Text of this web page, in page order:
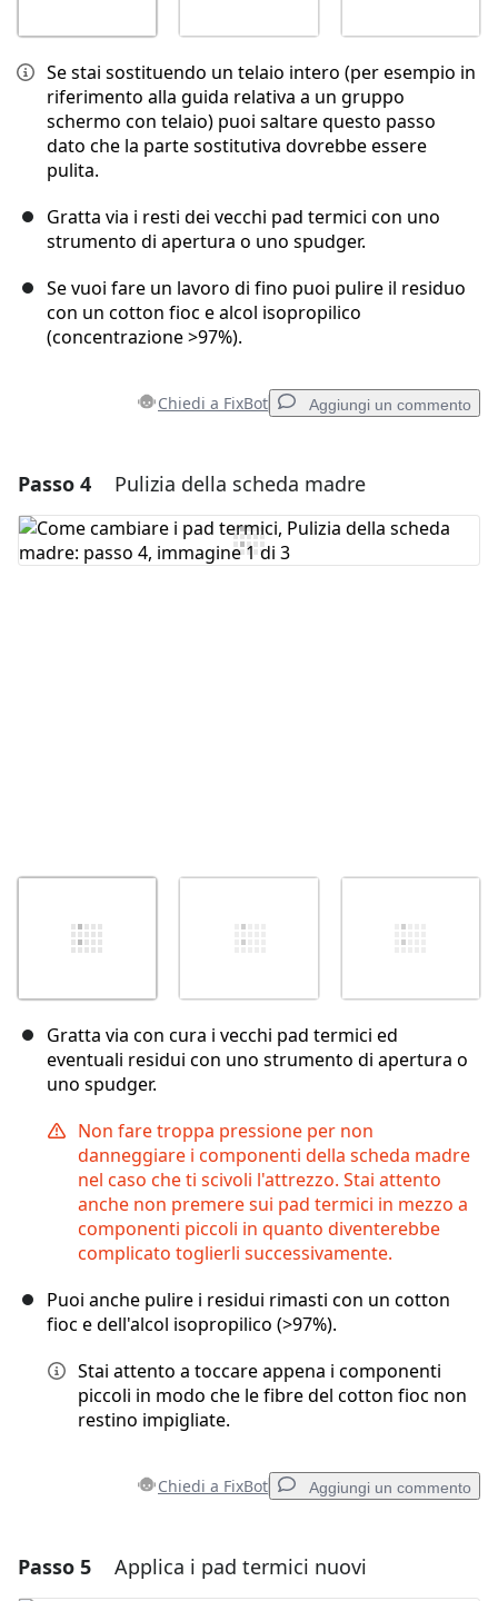
Se stai sostituendo un telaio intero (per esempio in
riferimento alla guida relativa a un gruppo
schermo con telaio) puoi saltare questo passo
dato che la parte sostitutiva dovrebbe essere
pulita.
Gratta via i resti dei vecchi pad termici con uno
strumento di apertura o uno spudger.
Se vuoi fare un lavoro di fino puoi pulire il residuo
con un cotton fioc e alcol isopropilico
(concentrazione >97%).
Chiedi a FixBot Aggiungi un commento
Aggiungi un commento
Aggiungi Commento
Passo 4 Pulizia della scheda madre
Gratta via con cura i vecchi pad termici ed
eventuali residui con uno strumento di apertura o
uno spudger.
Non fare troppa pressione per non
danneggiare i componenti della scheda madre
nel caso che ti scivoli l'attrezzo. Stai attento
anche non premere sui pad termici in mezzo a
componenti piccoli in quanto diventerebbe
complicato toglierli successivamente.
Puoi anche pulire i residui rimasti con un cotton
fioc e dell'alcol isopropilico (>97%).
Stai attento a toccare appena i componenti
piccoli in modo che le fibre del cotton fioc non
restino impigliate.
Chiedi a FixBot Aggiungi un commento
Aggiungi un commento
Passo 5 Applica i pad termici nuovi